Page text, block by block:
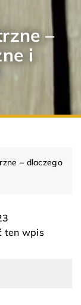
–
i
– dlaczego
ten wpis